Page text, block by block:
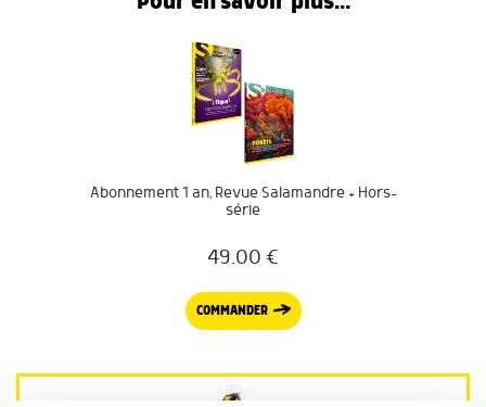
Abonnement 1 an, Revue Salamandre + Hors-
série
49.00 €
COMMANDER